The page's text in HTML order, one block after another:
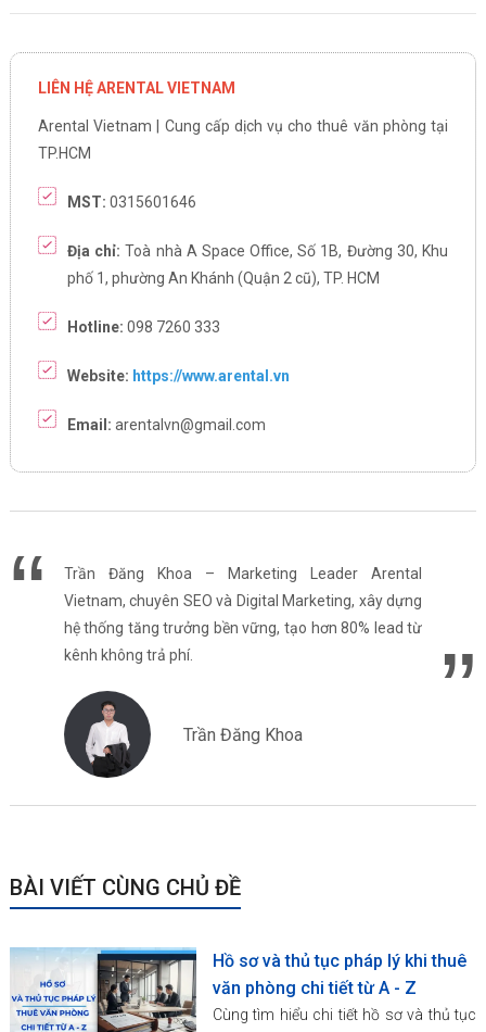
LIÊN HỆ ARENTAL VIETNAM
Arental Vietnam | Cung cấp dịch vụ cho thuê văn phòng tại
TP.HCM
MST: 0315601646
Địa chỉ: Toà nhà A Space Office, Số 1B, Đường 30, Khu
phố 1, phường An Khánh (Quận 2 cũ), TP. HCM
Hotline: 098 7260 333
Website: https://www.arental.vn
Email: arentalvn@gmail.com
Trần Đăng Khoa – Marketing Leader Arental
Vietnam, chuyên SEO và Digital Marketing, xây dựng
hệ thống tăng trưởng bền vững, tạo hơn 80% lead từ
kênh không trả phí.
Trần Đăng Khoa
BÀI VIẾT CÙNG CHỦ ĐỀ
Hồ sơ và thủ tục pháp lý khi thuê
văn phòng chi tiết từ A - Z
Cùng tìm hiểu chi tiết hồ sơ và thủ tục